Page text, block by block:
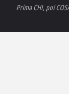
Prima CHI, poi